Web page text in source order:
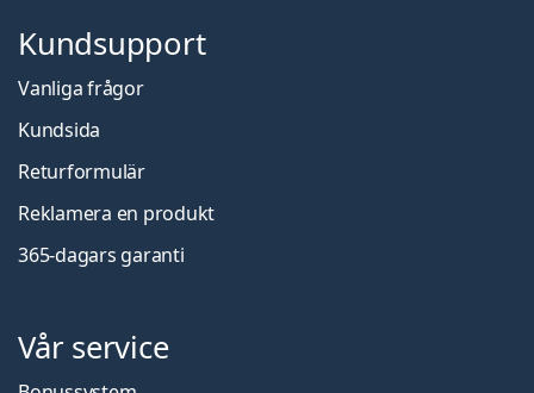
Kundsupport
Vanliga frågor
Kundsida
Returformulär
Reklamera en produkt
365-dagars garanti
Vår service